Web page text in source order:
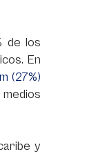
de los
En
(27%)
y